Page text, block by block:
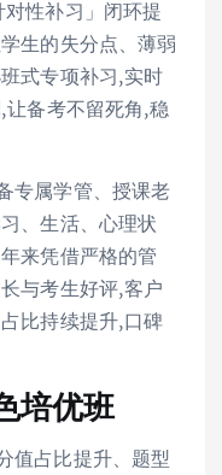
对性补习」闭环提
生的失分点、薄弱
式专项补习,实时
备考不留死角,稳
专属学管、授课老
、生活、心理状
来凭借严格的管
与考生好评,客户
比持续提升,口碑
培优班
值占比提升、题型